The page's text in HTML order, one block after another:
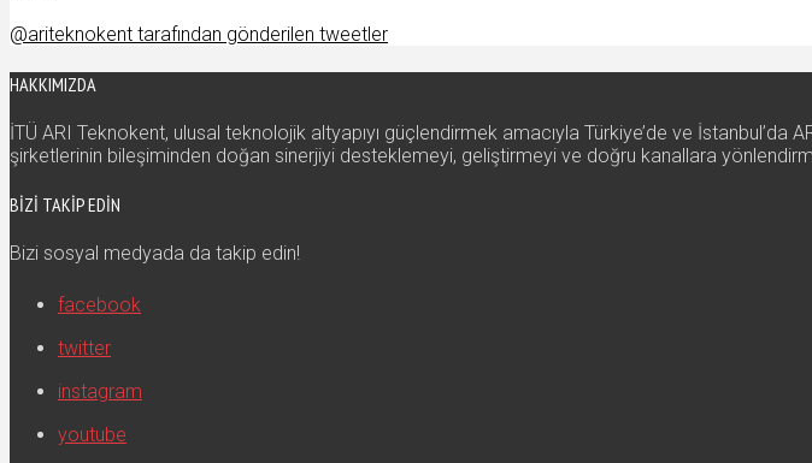
@ariteknokent tarafından gönderilen tweetler
HAKKIMIZDA
İTÜ ARI Teknokent, ulusal teknolojik altyapıyı güçlendirmek amacıyla Türkiye’de ve
şirketlerinin bileşiminden doğan sinerjiyi desteklemeyi, geliştirmeyi ve doğru kanallara
BIZI TAKIP EDIN
Bizi sosyal medyada da takip edin!
facebook
twitter
instagram
youtube